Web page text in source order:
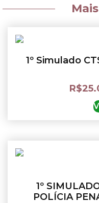
1º Simulado
R$
1º
POLÍCIA